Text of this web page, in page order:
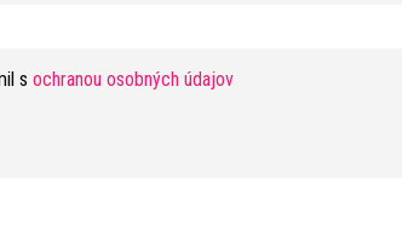
s ochranou osobných údajov